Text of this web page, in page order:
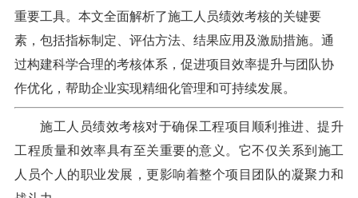
重要工具。本文全面解析了施工人员绩效考核的关键要
素，包括指标制定、评估方法、结果应用及激励措施。通
过构建科学合理的考核体系，促进项目效率提升与团队协
作优化，帮助企业实现精细化管理和可持续发展。
施工人员绩效考核对于确保工程项目顺利推进、提升
工程质量和效率具有至关重要的意义。它不仅关系到施工
人员个人的职业发展，更影响着整个项目团队的凝聚力和